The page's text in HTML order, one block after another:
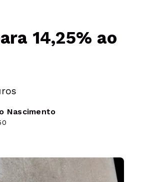
14,25% ao
Nascimento